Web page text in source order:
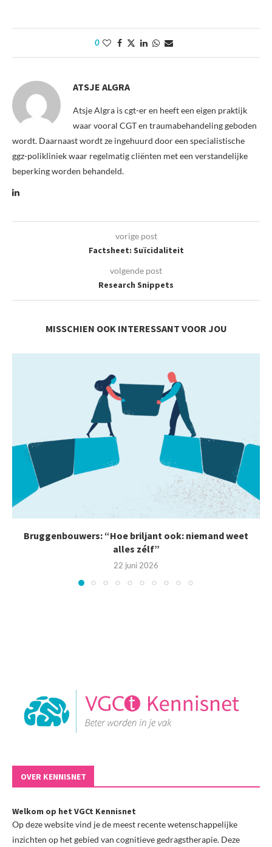
0
ATSJE ALGRA
Atsje Algra is cgt-er en heeft een eigen praktijk
waar vooral CGT en traumabehandeling geboden
wordt. Daarnaast wordt ze ingehuurd door een specialistische
ggz-polikliniek waar regelmatig cliënten met een verstandelijke
beperking worden behandeld.
vorige post
Factsheet: Suïcidaliteit
volgende post
Research Snippets
MISSCHIEN OOK INTERESSANT VOOR JOU
Bruggenbouwers: “Hoe briljant ook: niemand weet
alles zélf”
22 juni 2026
OVER KENNISNET
Welkom op het VGCt Kennisnet
Op deze website vind je de meest recente wetenschappelijke
inzichten op het gebied van cognitieve gedragstherapie. Deze